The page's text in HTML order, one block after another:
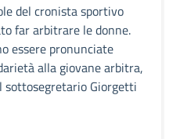
del cronista sportivo
far arbitrare le donne.
essere pronunciate
alla giovane arbitra,
sottosegretario Giorgetti